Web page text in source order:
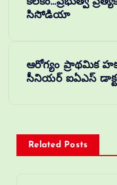
సిసోడియా
ఆరోగ్యం ప్రాథమిక
సీనియర్ ఐఏఎస్
Related Posts